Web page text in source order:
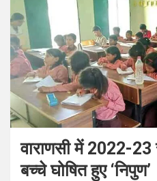
वाराणसी में 2022-
बच्चे घोषित हुए ‘निपुण’